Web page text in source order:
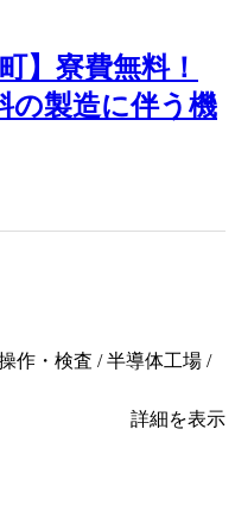
】寮費無料！
の製造に伴う機
作・検査 / 半導体工場 /
詳細を表示